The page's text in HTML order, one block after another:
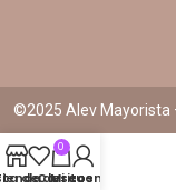
©2025 Alev Mayorista
de deseos
0
Carrito
Mi cuenta